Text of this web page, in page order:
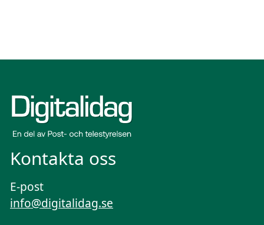
Kontakta oss
E-post
info@digitalidag.se